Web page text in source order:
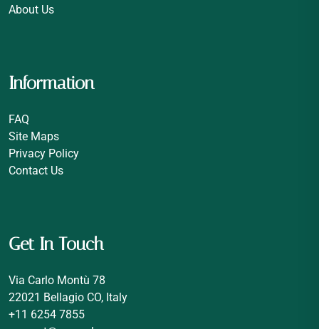
About Us
Information
FAQ
Site Maps
Privacy Policy
Contact Us
Get In Touch
Via Carlo Montù 78
22021 Bellagio CO, Italy
+11 6254 7855